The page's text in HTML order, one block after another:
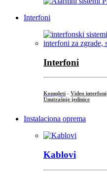
Interfoni
Interfoni
Kompleti - Video interfoni
Unutrašnje jedinice
Instalaciona oprema
Kablovi